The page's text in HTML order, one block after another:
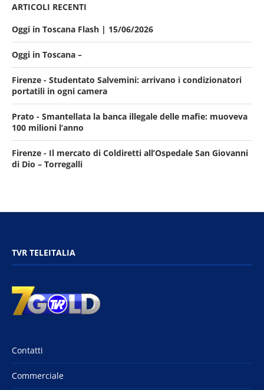
ARTICOLI RECENTI
Oggi in Toscana Flash | 15/06/2026
Oggi in Toscana –
Firenze - Studentato Salvemini: arrivano i condizionatori
portatili in ogni camera
Prato - Smantellata la banca illegale delle mafie: muoveva
100 milioni l’anno
Firenze - Il mercato di Coldiretti all’Ospedale San Giovanni
di Dio – Torregalli
TVR TELEITALIA
Contatti
Commerciale